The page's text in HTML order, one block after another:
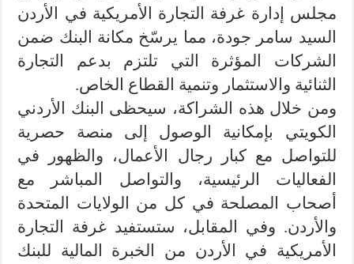
مجلس إدارة غرفة التجارة الأمريكية في الأردن
السيد سامر جودة، مما يرسّخ مكانة البنك ضمن
الشركات المؤثرة التي تلتزم بدعم التجارة
الثنائية والاستثمار وتنمية القطاع الخاص.
ومن خلال هذه الشراكة، سيحظى البنك الأردني
الكويتي بإمكانية الوصول إلى منصة حصرية
للتواصل مع كبار رجال الأعمال، والظهور في
الفعاليات الرئيسية، والتواصل المباشر مع
أصحاب المصلحة في كل من الولايات المتحدة
والأردن. وفي المقابل، ستستفيد غرفة التجارة
الأمريكية في الأردن من الخبرة المالية للبنك